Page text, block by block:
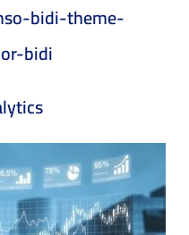
bidi-theme-
bidi;}